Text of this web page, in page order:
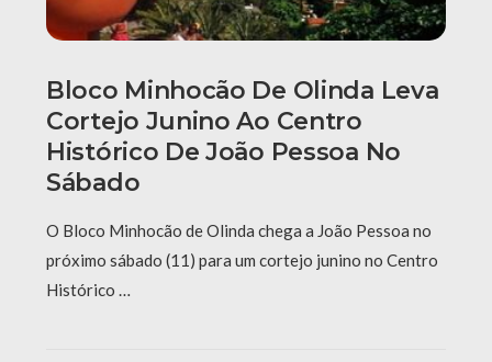
Bloco Minhocão De Olinda Leva
Cortejo Junino Ao Centro
Histórico De João Pessoa No
Sábado
O Bloco Minhocão de Olinda chega a João Pessoa no
próximo sábado (11) para um cortejo junino no Centro
Histórico …